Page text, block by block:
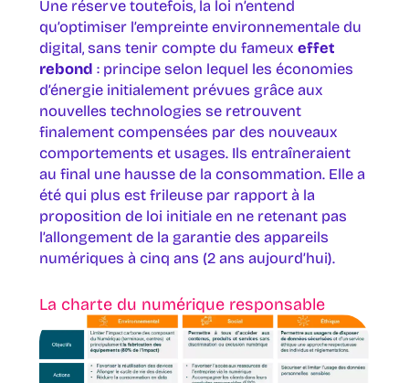
Une réserve toutefois, la loi n’entend
qu’optimiser l’empreinte environnementale du
digital, sans tenir compte du fameux effet
rebond : principe selon lequel les économies
d’énergie initialement prévues grâce aux
nouvelles technologies se retrouvent
finalement compensées par des nouveaux
comportements et usages. Ils entraîneraient
au final une hausse de la consommation. Elle a
été qui plus est frileuse par rapport à la
proposition de loi initiale en ne retenant pas
l’allongement de la garantie des appareils
numériques à cinq ans (2 ans aujourd’hui).
La charte du numérique responsable